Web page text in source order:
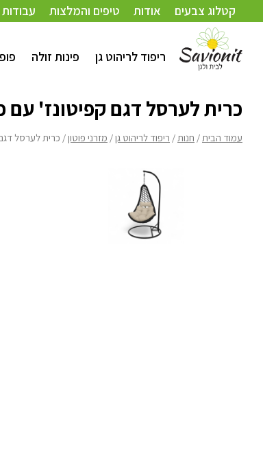
קטלוג צבעים אודות טיפים והמלצות
ריפוד לריהוט גן פינות זולה
עמוד הבית/חנות/ריפוד לריהוט גן/ מזרני פוטון/ כרית לערסל דגם קפיטונז' עם
כרית לערסל דגם קפיטונז' עם כרית דגם 3
עמוד הבית/ חנות/ ריפוד לריהוט גן/ מזרני פוטון/ כרית לערסל דגם